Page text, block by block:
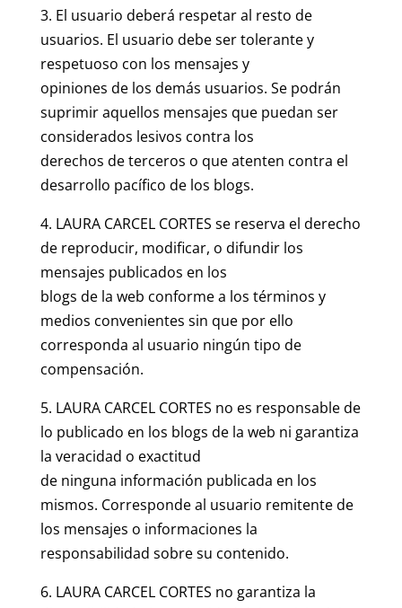
3. El usuario deberá respetar al resto de
usuarios. El usuario debe ser tolerante y
respetuoso con los mensajes y
opiniones de los demás usuarios. Se podrán
suprimir aquellos mensajes que puedan ser
considerados lesivos contra los
derechos de terceros o que atenten contra el
desarrollo pacífico de los blogs.
4. LAURA CARCEL CORTES se reserva el derecho
de reproducir, modificar, o difundir los
mensajes publicados en los
blogs de la web conforme a los términos y
medios convenientes sin que por ello
corresponda al usuario ningún tipo de
compensación.
5. LAURA CARCEL CORTES no es responsable de
lo publicado en los blogs de la web ni garantiza
la veracidad o exactitud
de ninguna información publicada en los
mismos. Corresponde al usuario remitente de
los mensajes o informaciones la
responsabilidad sobre su contenido.
6. LAURA CARCEL CORTES no garantiza la